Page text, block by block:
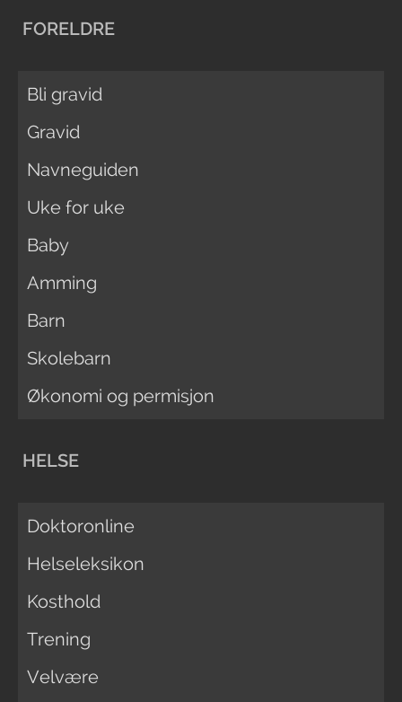
FORELDRE
Bli gravid
Gravid
Navneguiden
Uke for uke
Baby
Amming
Barn
Skolebarn
Økonomi og permisjon
HELSE
Doktoronline
Helseleksikon
Kosthold
Trening
Velvære